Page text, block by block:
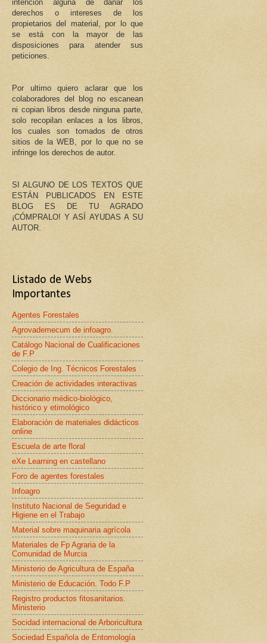
intención alguna de dañar los
derechos o intereses de los
propietarios del material, por lo que
se está con la mayor de las
disposiciones para atender sus
peticiones.
Por ultimo quiero aclarar que los
colaboradores del blog no escanean
ni copian libros desde ninguna parte,
solo recopilan enlaces a los libros,
los cuales son tomados de otros
sitios de la WEB, por lo que no se
infringe los derechos de autor.
SI ALGUNO DE LOS TEXTOS QUE
ESTÁN PUBLICADOS EN ESTE
BLOG ES DE TU AGRADO
¡CÓMPRALO! Y ASÍ AYUDAS A SU
AUTOR.
Listado de Webs
Importantes
Agentes Forestales
Agrovademecum de infoagro.
Catálogo Nacional de Cualificaciones
de F.P
Colegio de Ing. Técnicos Forestales
Creación de actividades interactivas
Diccionario médico-biológico,
histórico y etimológico
Elaboración de materiales didácticos
online
Escuela de arte floral
eXe Learning en castellano
Foro de agentes forestales
Infoagro
Instituto Nacional de Seguridad e
Higiene en el Trabajo
Material sobre maquinaria agrícola
Materiales de Fp Agraria de la
Comunidad de Murcia
Ministerio de Agricultura de España
Ministerio de Educación. Todo F.P
Registro productos fitosanitarios.
Ministerio
Socidad internacional de Arboricultura
Sociedad Española de Entomología